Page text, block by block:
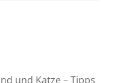
und Katze – Tipps